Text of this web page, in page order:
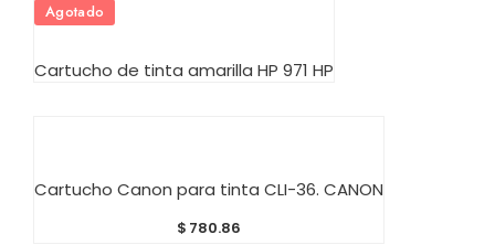
Agotado
Cartucho de tinta amarilla HP 971 HP
Cartucho Canon para tinta CLI-36. CANON
$ 780.86